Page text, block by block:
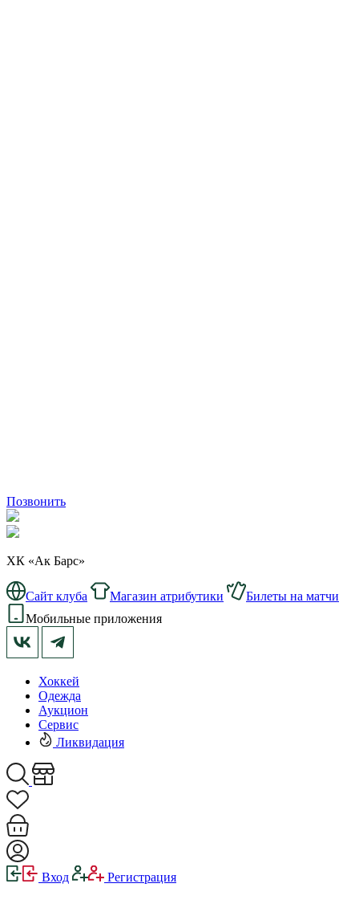
Позвонить
ХК «Ак Барс»
Сайт клуба Магазин атрибутики
Билеты на матчи
Мобильные приложения
Хоккей
Одежда
Аукцион
Сервис
Ликвидация
Вход Регистрация